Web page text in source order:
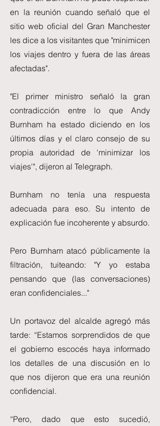
en la reunión cuando señaló que el
sitio web oficial del Gran Manchester
les dice a los visitantes que "minimicen
los viajes dentro y fuera de las áreas
afectadas".
"El primer ministro señaló la gran
contradicción entre lo que Andy
Burnham ha estado diciendo en los
últimos días y el claro consejo de su
propia autoridad de 'minimizar los
viajes'", dijeron al Telegraph.
Burnham no tenía una respuesta
adecuada para eso. Su intento de
explicación fue incoherente y absurdo.
Pero Burnham atacó públicamente la
filtración, tuiteando: "Y yo estaba
pensando que (las conversaciones)
eran confidenciales..."
Un portavoz del alcalde agregó más
tarde: “Estamos sorprendidos de que
el gobierno escocés haya informado
los detalles de una discusión en lo
que nos dijeron que era una reunión
confidencial.
“Pero, dado que esto sucedió,